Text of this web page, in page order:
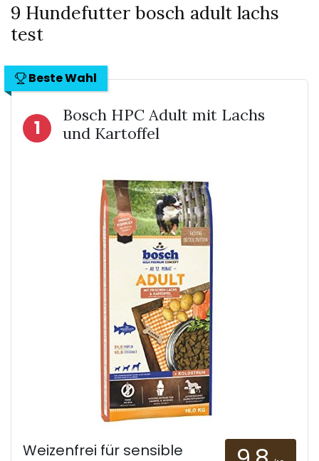
9 Hundefutter bosch adult lachs
test
Beste Wahl
1
Bosch HPC Adult mit Lachs
und Kartoffel
Weizenfrei für sensible